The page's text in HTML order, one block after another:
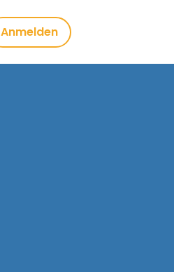
Anmelden